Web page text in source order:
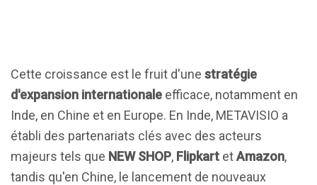
Cette croissance est le fruit d'une stratégie
d'expansion internationale efficace, notamment en
Inde, en Chine et en Europe. En Inde, METAVISIO a
établi des partenariats clés avec des acteurs
majeurs tels que NEW SHOP, Flipkart etAmazon,
tandis qu'en Chine, le lancement de nouveaux